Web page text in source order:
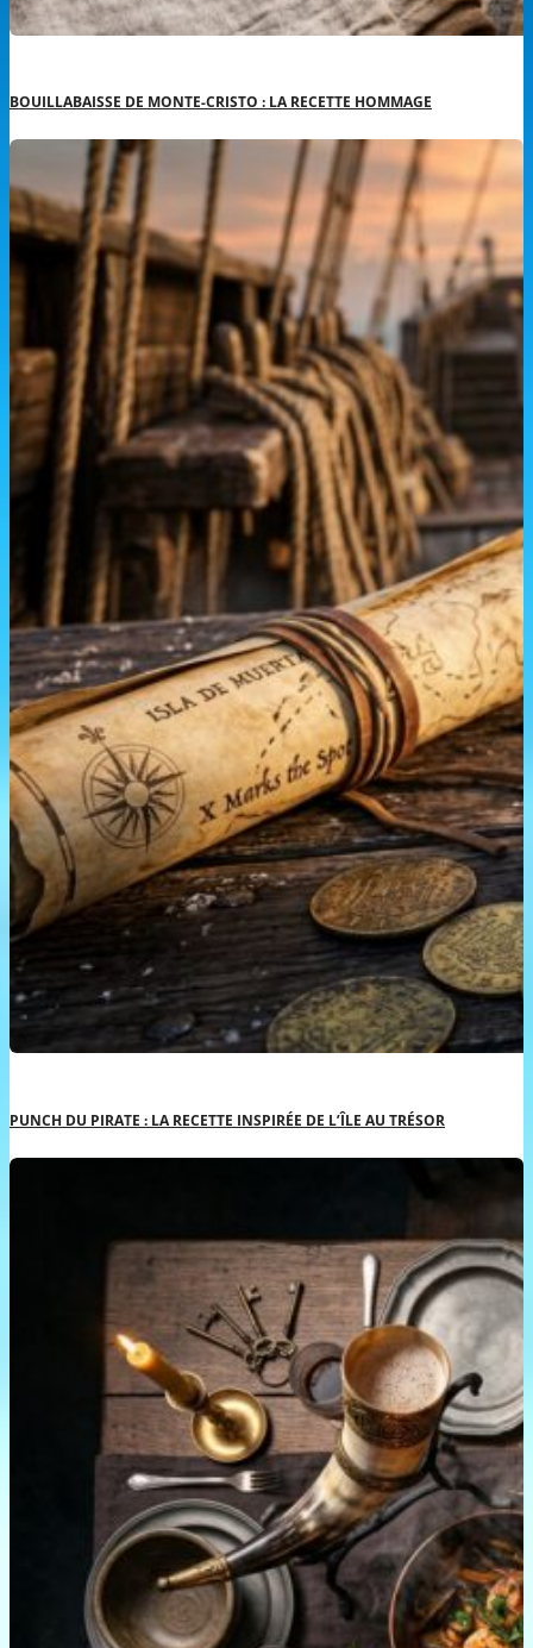
BOUILLABAISSE DE MONTE-CRISTO : LA RECETTE HOMMAGE
PUNCH DU PIRATE : LA RECETTE INSPIRÉE DE L’ÎLE AU TRÉSOR